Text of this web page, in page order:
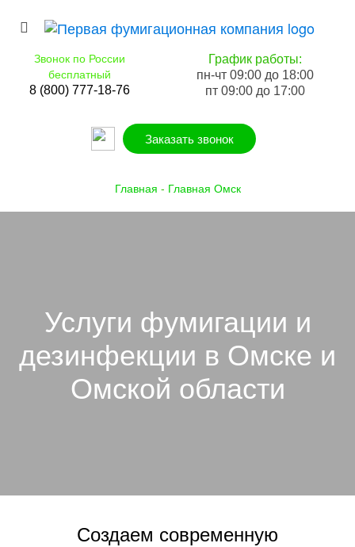
Звонок по России
бесплатный
8 (800) 777-18-76
График работы:
пн-чт 09:00 до 18:00
пт 09:00 до 17:00
Заказать звонок
Главная - Главная Омск
Услуги фумигации и
дезинфекции в Омске и
Омской области
Создаем современную